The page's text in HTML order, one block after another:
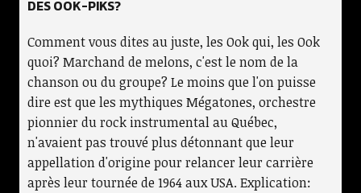
DES OOK-PIKS?
Comment vous dites au juste, les Ook qui, les Ook
quoi? Marchand de melons, c'est le nom de la
chanson ou du groupe? Le moins que l'on puisse
dire est que les mythiques Mégatones, orchestre
pionnier du rock instrumental au Québec,
n'avaient pas trouvé plus détonnant que leur
appellation d'origine pour relancer leur carrière
après leur tournée de 1964 aux USA. Explication: